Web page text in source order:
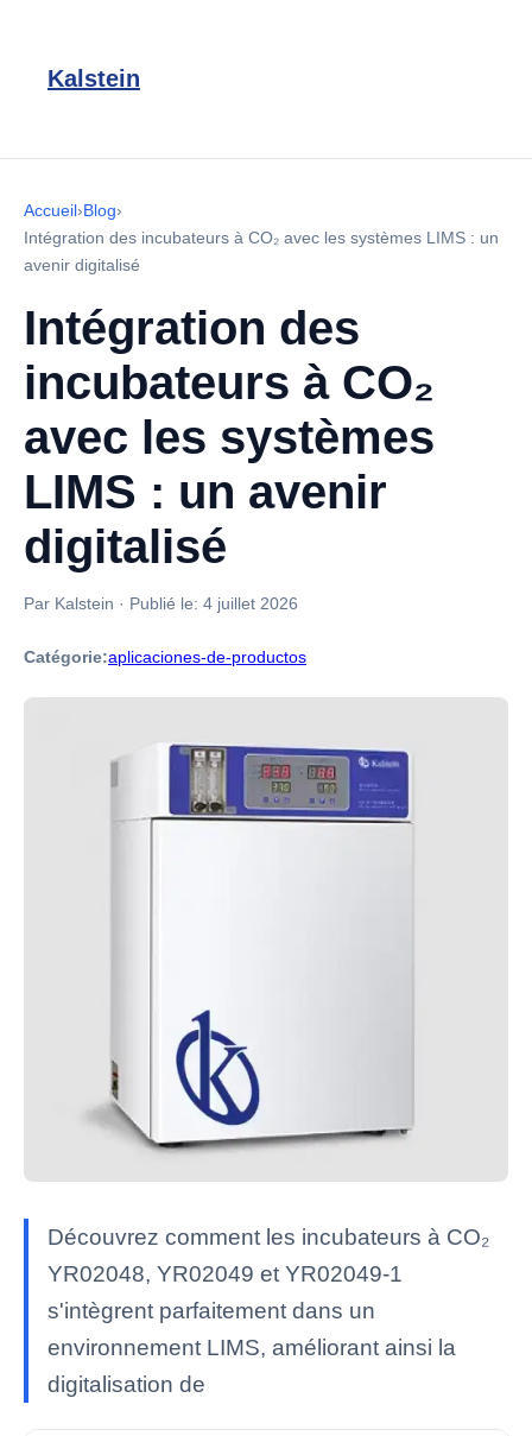
Kalstein
Accueil›Blog›
Intégration des incubateurs à CO₂ avec les systèmes LIMS : un
avenir digitalisé
Intégration des
incubateurs à CO₂
avec les systèmes
LIMS : un avenir
digitalisé
Par Kalstein · Publié le: 4 juillet 2026
Catégorie:aplicaciones-de-productos
Découvrez comment les incubateurs à CO₂
YR02048, YR02049 et YR02049-1
s'intègrent parfaitement dans un
environnement LIMS, améliorant ainsi la
digitalisation de